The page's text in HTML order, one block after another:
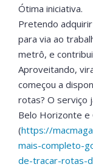
Ótima iniciativa.
Pretendo
para via ao
metrô, e
Aproveitando,
começou a
rotas? O serviço
Belo Horizonte e
(https://
mais-completo-
de-tracar-rotas-